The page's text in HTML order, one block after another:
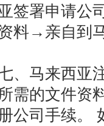
签署申请公
料→亲自到
、马来西亚
需的文件资
公司手续。